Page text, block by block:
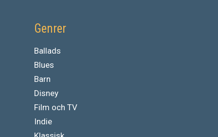
Genrer
Ballads
Blues
Barn
Disney
Film och TV
Indie